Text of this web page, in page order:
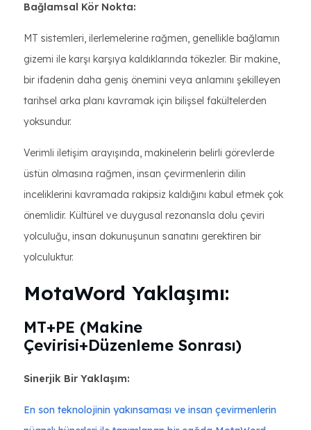
Bağlamsal Kör Nokta:
MT sistemleri, ilerlemelerine rağmen, genellikle bağlamın
gizemi ile karşı karşıya kaldıklarında tökezler. Bir makine,
bir ifadenin daha geniş önemini veya anlamını şekilleyen
tarihsel arka planı kavramak için bilişsel fakültelerden
yoksundur.
Verimli iletişim arayışında, makinelerin belirli görevlerde
üstün olmasına rağmen, insan çevirmenlerin dilin
inceliklerini kavramada rakipsiz kaldığını kabul etmek çok
önemlidir. Kültürel ve duygusal rezonansla dolu çeviri
yolculuğu, insan dokunuşunun sanatını gerektiren bir
yolculuktur.
MotaWord Yaklaşımı:
MT+PE (Makine
Çevirisi+Düzenleme Sonrası)
Sinerjik Bir Yaklaşım:
En son teknolojinin yakınsaması ve insan çevirmenlerin